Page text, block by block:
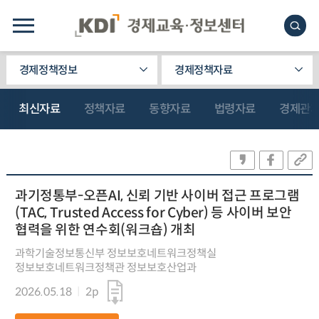
경제정책정보 경제정책자료
최신자료 정책자료 동향자료 법령자료 경제관
과기정통부-오픈AI, 신뢰 기반 사이버 접근 프로그램
(TAC, Trusted Access for Cyber) 등 사이버 보안
협력을 위한 연수회(워크숍) 개최
과학기술정보통신부 정보보호네트워크정책실
정보보호네트워크정책관 정보보호산업과
2026.05.18
2p